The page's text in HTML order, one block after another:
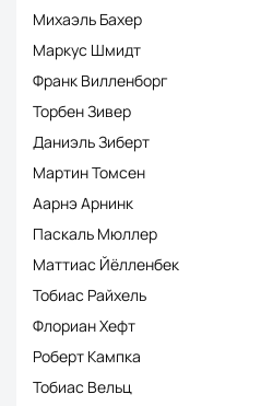
Михаэль Бахер
Маркус Шмидт
Франк Вилленборг
Торбен Зивер
Даниэль Зиберт
Мартин Томсен
Аарнэ Арнинк
Паскаль Мюллер
Маттиас Йёлленбек
Тобиас Райхель
Флориан Хефт
Роберт Кампка
Тобиас Вельц